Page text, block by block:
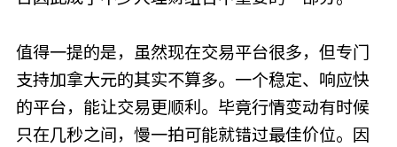
值得一提的是，虽然现在交易平台很多，但专门
支持加拿大元的其实不算多。一个稳定、响应快
的平台，能让交易更顺利。毕竟行情变动有时候
只在几秒之间，慢一拍可能就错过最佳价位。因